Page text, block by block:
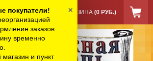
КОРЗИНА (0 РУБ.)
покупатели!
заказов
временно
и пункт
×